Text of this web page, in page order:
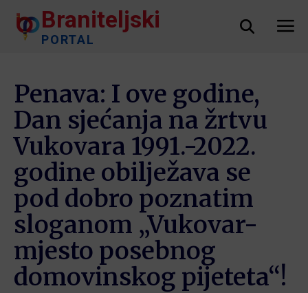
Braniteljski
PORTAL
Penava: I ove godine,
Dan sjećanja na žrtvu
Vukovara 1991.-2022.
godine obilježava se
pod dobro poznatim
sloganom „Vukovar-
mjesto posebnog
domovinskog pijeteta“!